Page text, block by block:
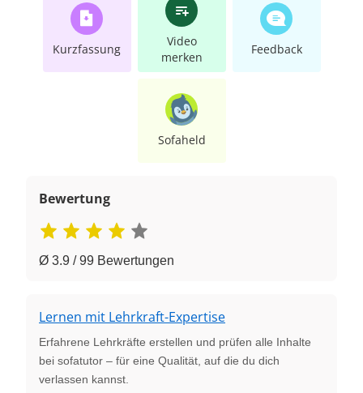
Kurzfassung
Video
merken
Feedback
Sofaheld
Bewertung
Ø 3.9 / 99 Bewertungen
Lernen mit Lehrkraft-Expertise
Erfahrene Lehrkräfte erstellen und prüfen alle Inhalte
bei sofatutor – für eine Qualität, auf die du dich
verlassen kannst.